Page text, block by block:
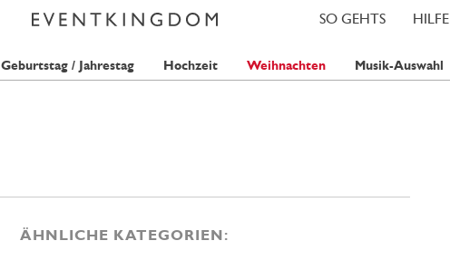
HILFE
SO GEHTS
Geburtstag / Jahrestag Hochzeit Weihnachten Musik-Auswahl
ÄHNLICHE KATEGORIEN: